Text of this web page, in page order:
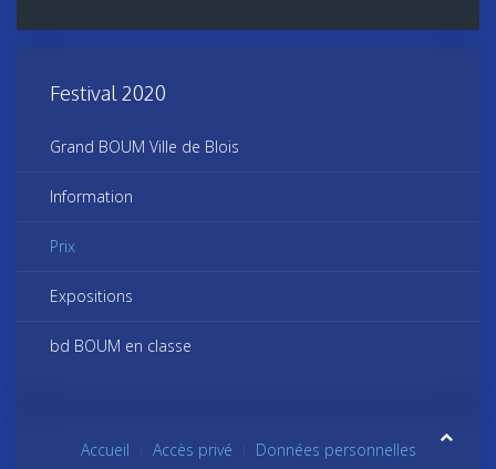
Festival 2020
Grand BOUM Ville de Blois
Information
Prix
Expositions
bd BOUM en classe
Accueil Accès privé
Données personnelles